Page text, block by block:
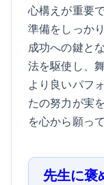
心構えが重要
準備をしっか
成功への鍵と
法を駆使し、
より良いパフ
たの努力が実
を心から願っ
先生に褒